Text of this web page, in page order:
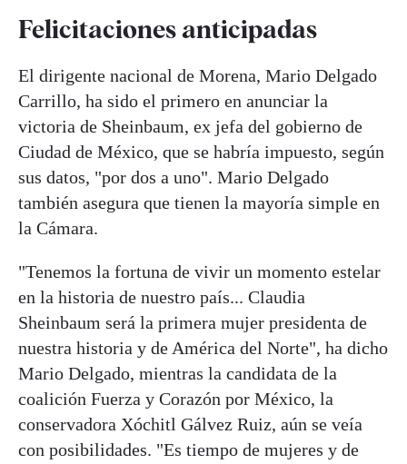
Felicitaciones anticipadas
El dirigente nacional de Morena, Mario Delgado
Carrillo, ha sido el primero en anunciar la
victoria de Sheinbaum, ex jefa del gobierno de
Ciudad de México, que se habría impuesto, según
sus datos, "por dos a uno". Mario Delgado
también asegura que tienen la mayoría simple en
la Cámara.
"Tenemos la fortuna de vivir un momento estelar
en la historia de nuestro país... Claudia
Sheinbaum será la primera mujer presidenta de
nuestra historia y de América del Norte", ha dicho
Mario Delgado, mientras la candidata de la
coalición Fuerza y Corazón por México, la
conservadora Xóchitl Gálvez Ruiz, aún se veía
con posibilidades. "Es tiempo de mujeres y de